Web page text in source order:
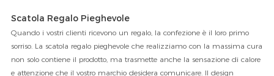
Scatola Regalo Pieghevole
Quando i vostri clienti ricevono un regalo, la confezione è il loro primo
sorriso. La scatola regalo pieghevole che realizziamo con la massima cura
non solo contiene il prodotto, ma trasmette anche la sensazione di calore
e attenzione che il vostro marchio desidera comunicare. Il design